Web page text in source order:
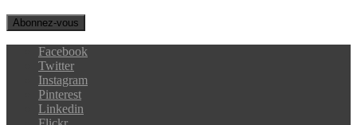
Facebook
Twitter
Instagram
Pinterest
Linkedin